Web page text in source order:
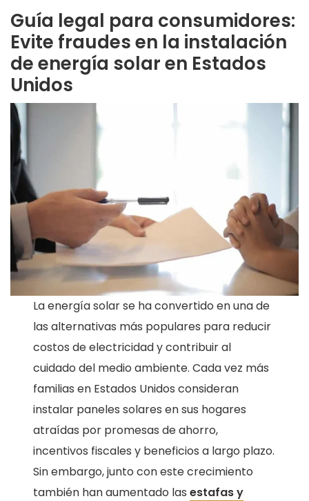
Guía legal para consumidores:
Evite fraudes en la instalación
de energía solar en Estados
Unidos
La energía solar se ha convertido en una de
las alternativas más populares para reducir
costos de electricidad y contribuir al
cuidado del medio ambiente. Cada vez más
familias en Estados Unidos consideran
instalar paneles solares en sus hogares
atraídas por promesas de ahorro,
incentivos fiscales y beneficios a largo plazo.
Sin embargo, junto con este crecimiento
también han aumentado lasestafas y